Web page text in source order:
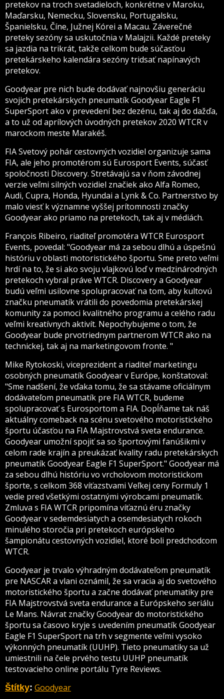
pretekov na troch svetadieloch, konkrétne v Maroku,
Maďarsku, Nemecku, Slovensku, Portugalsku,
Španielsku, Číne, Južnej Kórei a Macau. Záverečné
preteky sezóny sa uskutočnia v Malajzii. Každé preteky
sa jazdia na trikrát, takže celkom bude súčasťou
pretekárskeho kalendára sezóny tridsať napínavých
pretekov.
Goodyear pre nich bude dodávať najnovšiu generáciu
svojich pretekárskych pneumatík Goodyear Eagle F1
SuperSport ako v prevedení bez dezénu, tak aj do dažďa,
a to už od aprílových úvodných pretekov 2020 WTCR v
marockom meste Marakéš.
FIA Svetový pohár cestovných vozidiel organizuje sama
FIA, ale jeho promotérom sú Eurosport Events, súčasť
spoločnosti Discovery. Stretávajú sa v ňom závodnej
verzie veľmi silných vozidiel značiek ako Alfa Romeo,
Audi, Cupra, Honda, Hyundai a Lynk & Co. Partnerstvo by
malo viesť k významne vyššej prítomnosti značky
Goodyear ako priamo na pretekoch, tak aj v médiách.
François Ribeiro, riaditeľ promotéra WTCR Eurosport
Events, povedal: "Goodyear má za sebou dlhú a úspešnú
históriu v oblasti motoristického športu. Sme preto veľmi
hrdí na to, že si ako svoju vlajkovú loď v medzinárodných
pretekoch vybral práve WTCR. Discovery a Goodyear
budú veľmi usilovne spolupracovať na tom, aby kultovú
značku pneumatík vrátili do povedomia pretekárskej
komunity za pomoci kvalitného programu a celého radu
veľmi kreatívnych aktivít. Nepochybujeme o tom, že
Goodyear bude prvotriednym partnerom WTCR ako na
technickej, tak aj na marketingovom fronte. "
Mike Rytokoski, viceprezident a riaditeľ marketingu
osobných pneumatík Goodyear v Európe, konštatoval:
"Sme nadšení, že vďaka tomu, že sa stávame oficiálnym
dodávateľom pneumatík pre FIA ​​WTCR, budeme
spolupracovať s Eurosportom a FIA. Dopĺňame tak náš
aktuálny comeback na scénu svetového motoristického
športu účasťou na FIA Majstrovstvá sveta endurance.
Goodyear umožní spojiť sa so športovými fanúšikmi v
celom rade krajín a preukázať kvality radu pretekárskych
pneumatík Goodyear Eagle F1 SuperSport." Goodyear má
za sebou dlhú históriu vo vrcholovom motoristickom
športe, s celkom 368 víťazstvami Veľkej ceny Formuly 1
vedie pred všetkými ostatnými výrobcami pneumatík.
Zmluva s FIA WTCR pripomína víťaznú éru značky
Goodyear v sedemdesiatych a osemdesiatych rokoch
minulého storočia pri pretekoch európskeho
šampionátu cestovných vozidiel, ktoré boli predchodcom
WTCR.
Goodyear je trvalo výhradným dodávateľom pneumatík
pre NASCAR a vlani oznámil, že sa vracia aj do svetového
motoristického športu a začne dodávať pneumatiky pre
FIA ​​Majstrovstvá sveta endurance a Európskeho seriálu
Le Mans. Návrat značky Goodyear do motoristického
športu sa časovo kryje s uvedením pneumatík Goodyear
Eagle F1 SuperSport na trh v segmente veľmi vysoko
výkonných pneumatík (UUHP). Tieto pneumatiky sa už
umiestnili na čele prvého testu UUHP pneumatík
testovacieho online portálu Tyre Reviews.
Štítky: Goodyear